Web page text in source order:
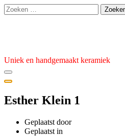
Ga
naar
Zoeken
naar:
Uniek en handgemaakt keramiek
Esther Klein 1
Geplaatst door
Geplaatst
Geplaatst in